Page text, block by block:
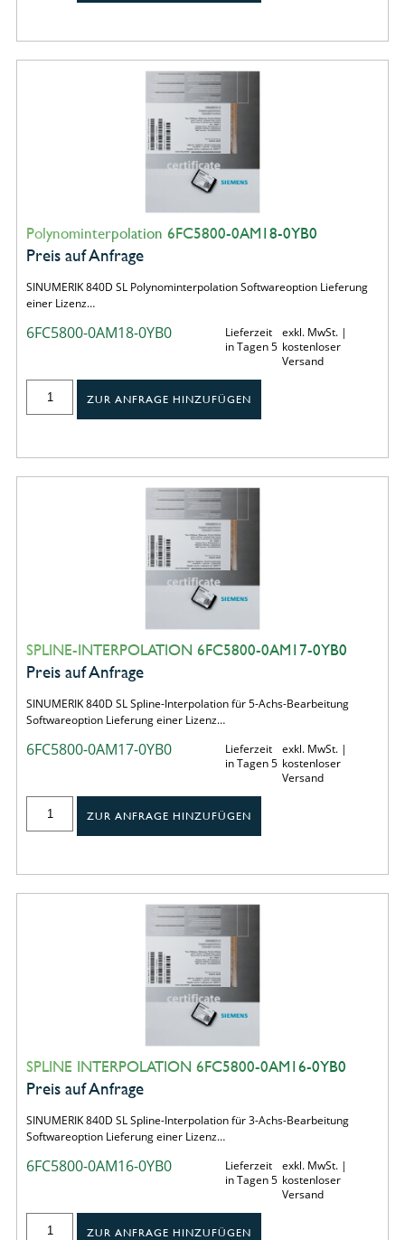
Polynominterpolation 6FC5800-0AM18-0YB0
Preis auf Anfrage
SINUMERIK 840D SL Polynominterpolation Softwareoption Lieferung
einer Lizenz…
6FC5800-0AM18-0YB0
Lieferzeit
in Tagen 5
exkl. MwSt. |
kostenloser
Versand
ZUR ANFRAGE HINZUFÜGEN
SPLINE-INTERPOLATION 6FC5800-0AM17-0YB0
Preis auf Anfrage
SINUMERIK 840D SL Spline-Interpolation für 5-Achs-Bearbeitung
Softwareoption Lieferung einer Lizenz…
6FC5800-0AM17-0YB0
Lieferzeit
in Tagen 5
exkl. MwSt. |
kostenloser
Versand
ZUR ANFRAGE HINZUFÜGEN
SPLINE INTERPOLATION 6FC5800-0AM16-0YB0
Preis auf Anfrage
SINUMERIK 840D SL Spline-Interpolation für 3-Achs-Bearbeitung
Softwareoption Lieferung einer Lizenz…
6FC5800-0AM16-0YB0
Lieferzeit
in Tagen 5
exkl. MwSt. |
kostenloser
Versand
ZUR ANFRAGE HINZUFÜGEN